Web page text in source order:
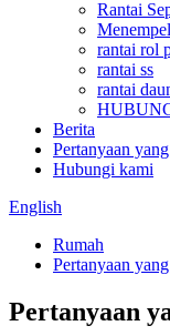
Rantai
Menempel
rantai rol
rantai ss
rantai
Berita
Pertanyaan
Hubungi kami
English
Rumah
Pertanyaan
Pertanyaan